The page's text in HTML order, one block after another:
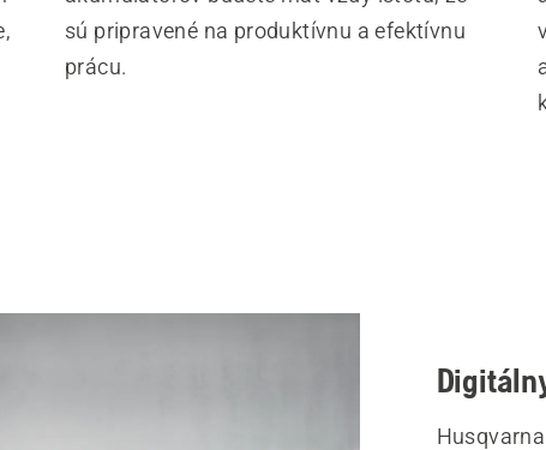
sú pripravené na produktívnu a efektívnu
prácu.